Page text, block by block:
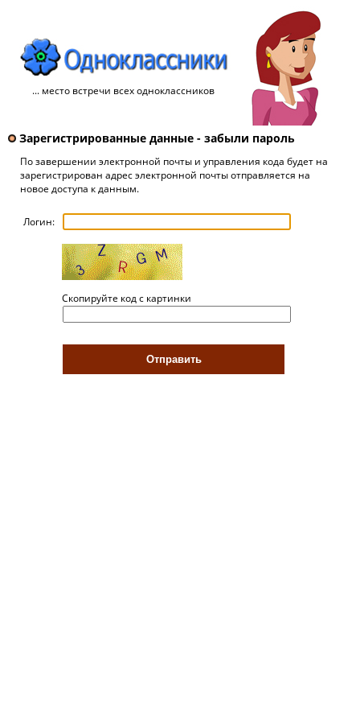
... место встречи всех одноклассников
Зарегистрированные данные - забыли пароль
По завершении электронной почты и управления кода будет на
зарегистрирован адрес электронной почты отправляется на
новое доступа к данным.
Логин:
Скопируйте код с картинки